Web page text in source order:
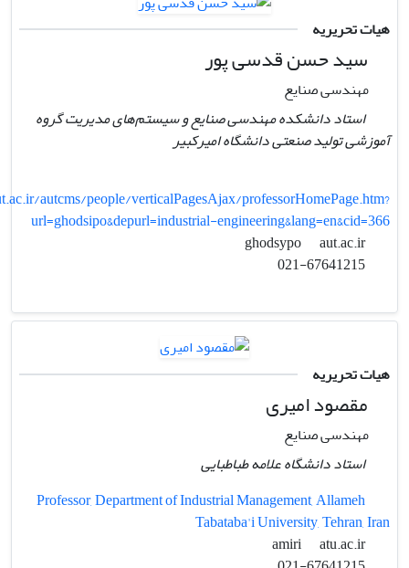
هیات تحریریه
سید حسن قدسی پور
مهندسی صنایع
استاد دانشکده مهندسی صنایع و سیستم‌های مدیریت گروه
آموزشی تولید صنعتی دانشگاه امیرکبیر
autcms/people/verticalPagesAjax/professorHomePage.htm?
url=ghodsipo&depurl=industrial-engineering&lang=en&cid=366
ghodsypo
aut.ac.ir
هیات تحریریه
مقصود امیری
مهندسی صنایع
استاد دانشگاه علامه طباطبایی
Professor, Department of Industrial Management, Allameh
Tabataba'i University, Tehran, Iran
amiri
atu.ac.ir